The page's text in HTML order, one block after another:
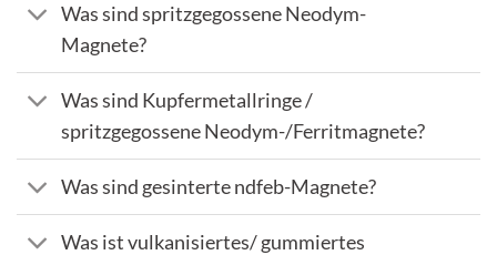
Was sind spritzgegossene Neodym-
Magnete?
Was sind Kupfermetallringe /
spritzgegossene Neodym-/Ferritmagnete?
Was sind gesinterte ndfeb-Magnete?
Was ist vulkanisiertes/ gummiertes